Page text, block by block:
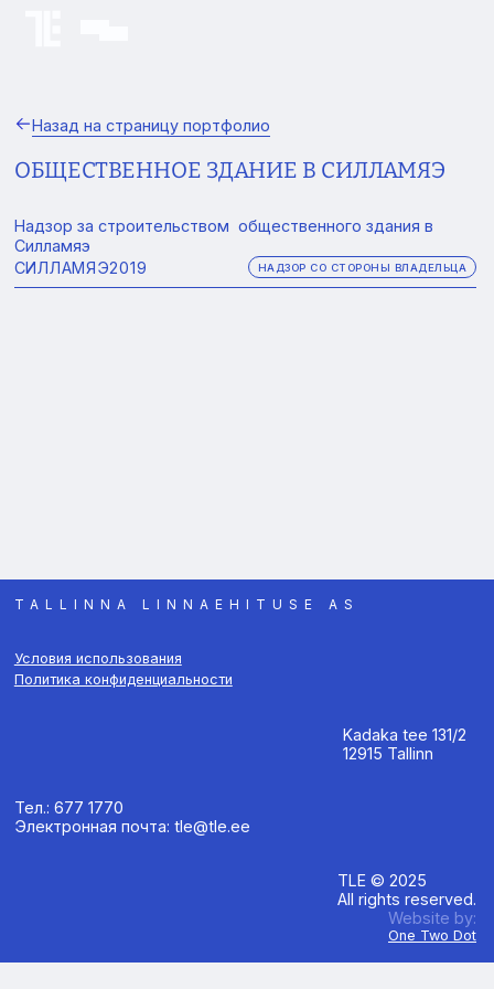
Назад на страницу портфолио
ОБЩЕСТВЕННОЕ ЗДАНИЕ В СИЛЛАМЯЭ
Надзор за строительством общественного здания в
Силламяэ
СИЛЛАМЯЭ2019 НАДЗОР СО СТОРОНЫ ВЛАДЕЛЬЦА
TALLINNA LINNAEHITUSE AS
Условия использования
Политика конфиденциальности
Kadaka tee 131/2
12915 Tallinn
Тел.: 677 1770
Электронная почта: tle@tle.ee
TLE © 2025
All rights reserved.
Website by:
One Two Dot